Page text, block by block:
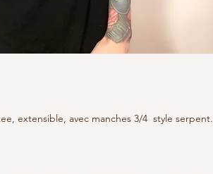
extensible, avec manches 3/4 style serpent.